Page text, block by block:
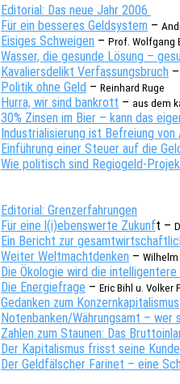
Edito­ri­al: Das neue Jahr 2006
Für ein besse­res Geld­sys­tem –
Eisi­ges Schwei­gen – Prof. Wolf­gang
Wasser, die gesun­de Lösung –
Kava­liers­de­likt Verfas­sungs­bruch –
Poli­tik ohne Geld – Rein­hard Ruge
Hurra, wir sind bank­rott – aus dem
30% Zinsen im Bier – kann das
Indus­tria­li­sie­rung ist Befrei­ung von
Einfüh­rung einer Steuer auf die
Wie poli­tisch sind Regio­geld-
Edito­ri­al: Grenzerfahrungen
Für eine l(i)ebenswerte Zukunft –
Ein Bericht zur
Weiter Welt­macht­den­ken –
Die Ökolo­gie wird die intel­li­gen­te­re
Die Ener­gie­fra­ge – Eric Bihl u. Volker
Gedan­ken zum Konzern­ka­pi­ta­lis­mus
Notenbanken/Währungsamt – wer
Zahlen zum Stau­nen: Das
Der Kapi­ta­lis­mus frisst seine
Der Geld­fäl­scher Fari­net – eine